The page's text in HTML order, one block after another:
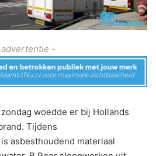
-
woedde er bij Hollands
Tijdens
asbesthoudend materiaal